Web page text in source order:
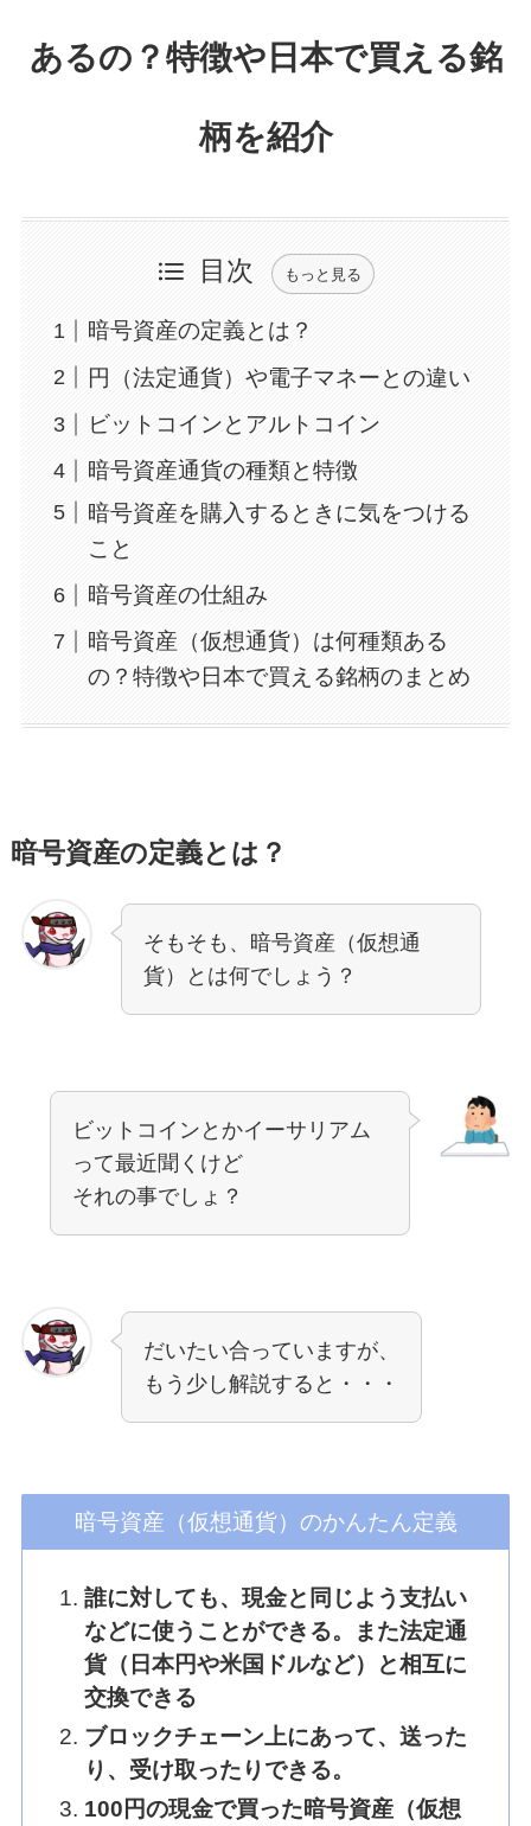
あるの？特徴や日本で買える銘
柄を紹介
目次 もっと見る
暗号資産の定義とは？
円（法定通貨）や電子マネーとの違い
ビットコインとアルトコイン
暗号資産通貨の種類と特徴
暗号資産を購入するときに気をつける
こと
暗号資産の仕組み
暗号資産（仮想通貨）は何種類ある
の？特徴や日本で買える銘柄のまとめ
暗号資産の定義とは？
そもそも、暗号資産（仮想通
貨）とは何でしょう？
ビットコインとかイーサリアム
って最近聞くけど
それの事でしょ？
だいたい合っていますが、
もう少し解説すると・・・
暗号資産（仮想通貨）のかんたん定義
誰に対しても、現金と同じよう支払い
などに使うことができる。また法定通
貨（日本円や米国ドルなど）と相互に
交換できる
ブロックチェーン上にあって、送った
り、受け取ったりできる。
100円の現金で買った暗号資産（仮想